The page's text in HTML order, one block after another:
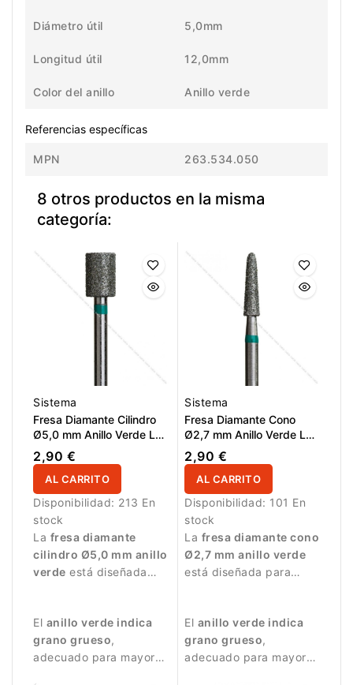
Diámetro útil 5,0mm
Longitud útil 12,0mm
Color del anillo Anillo verde
Referencias específicas
MPN 263.534.050
8 otros productos en la misma
categoría:
Sistema
Fresa Diamante Cilindro
Ø5,0 mm Anillo Verde LT
6,0 mm
2,90 €
AL CARRITO
Disponibilidad: 213 En
stock
La fresa diamante
cilindro Ø5,0 mm anillo
verde está diseñada
intensivos.
El anillo verde indica
grano grueso,
adecuado para mayor
Sistema
Fresa Diamante Cono
Ø2,7 mm Anillo Verde LT
10,0 mm
2,90 €
AL CARRITO
Disponibilidad: 101 En
stock
La fresa diamante cono
Ø2,7 mm anillo verde
está diseñada para
El anillo verde indica
grano grueso,
adecuado para mayor